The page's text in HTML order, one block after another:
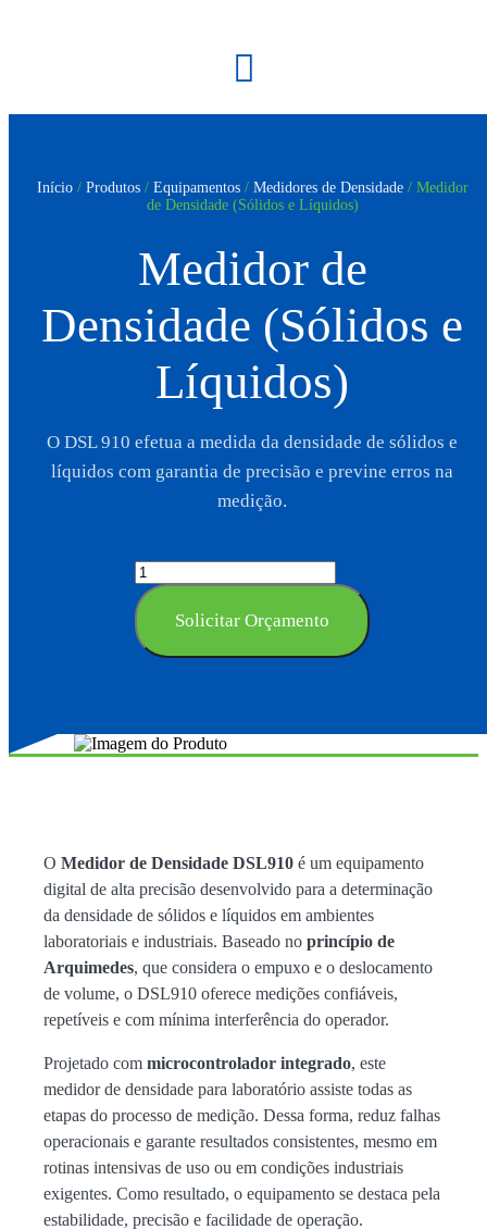
Início/ Produtos/ Equipamentos/ Medidores de Densidade/ Medidor
de Densidade (Sólidos e Líquidos)
Medidor de
Densidade (Sólidos e
Líquidos)
O DSL 910 efetua a medida da densidade de sólidos e
líquidos com garantia de precisão e previne erros na
medição.
Solicitar Orçamento
O Medidor de Densidade DSL910é um equipamento
digital de alta precisão desenvolvido para a determinação
da densidade de sólidos e líquidos em ambientes
laboratoriais e industriais. Baseado no princípio de
Arquimedes, que considera o empuxo e o deslocamento
de volume, o DSL910 oferece medições confiáveis,
repetíveis e com mínima interferência do operador.
Projetado com microcontrolador integrado, este
medidor de densidade para laboratório assiste todas as
etapas do processo de medição. Dessa forma, reduz falhas
operacionais e garante resultados consistentes, mesmo em
rotinas intensivas de uso ou em condições industriais
exigentes. Como resultado, o equipamento se destaca pela
estabilidade, precisão e facilidade de operação.